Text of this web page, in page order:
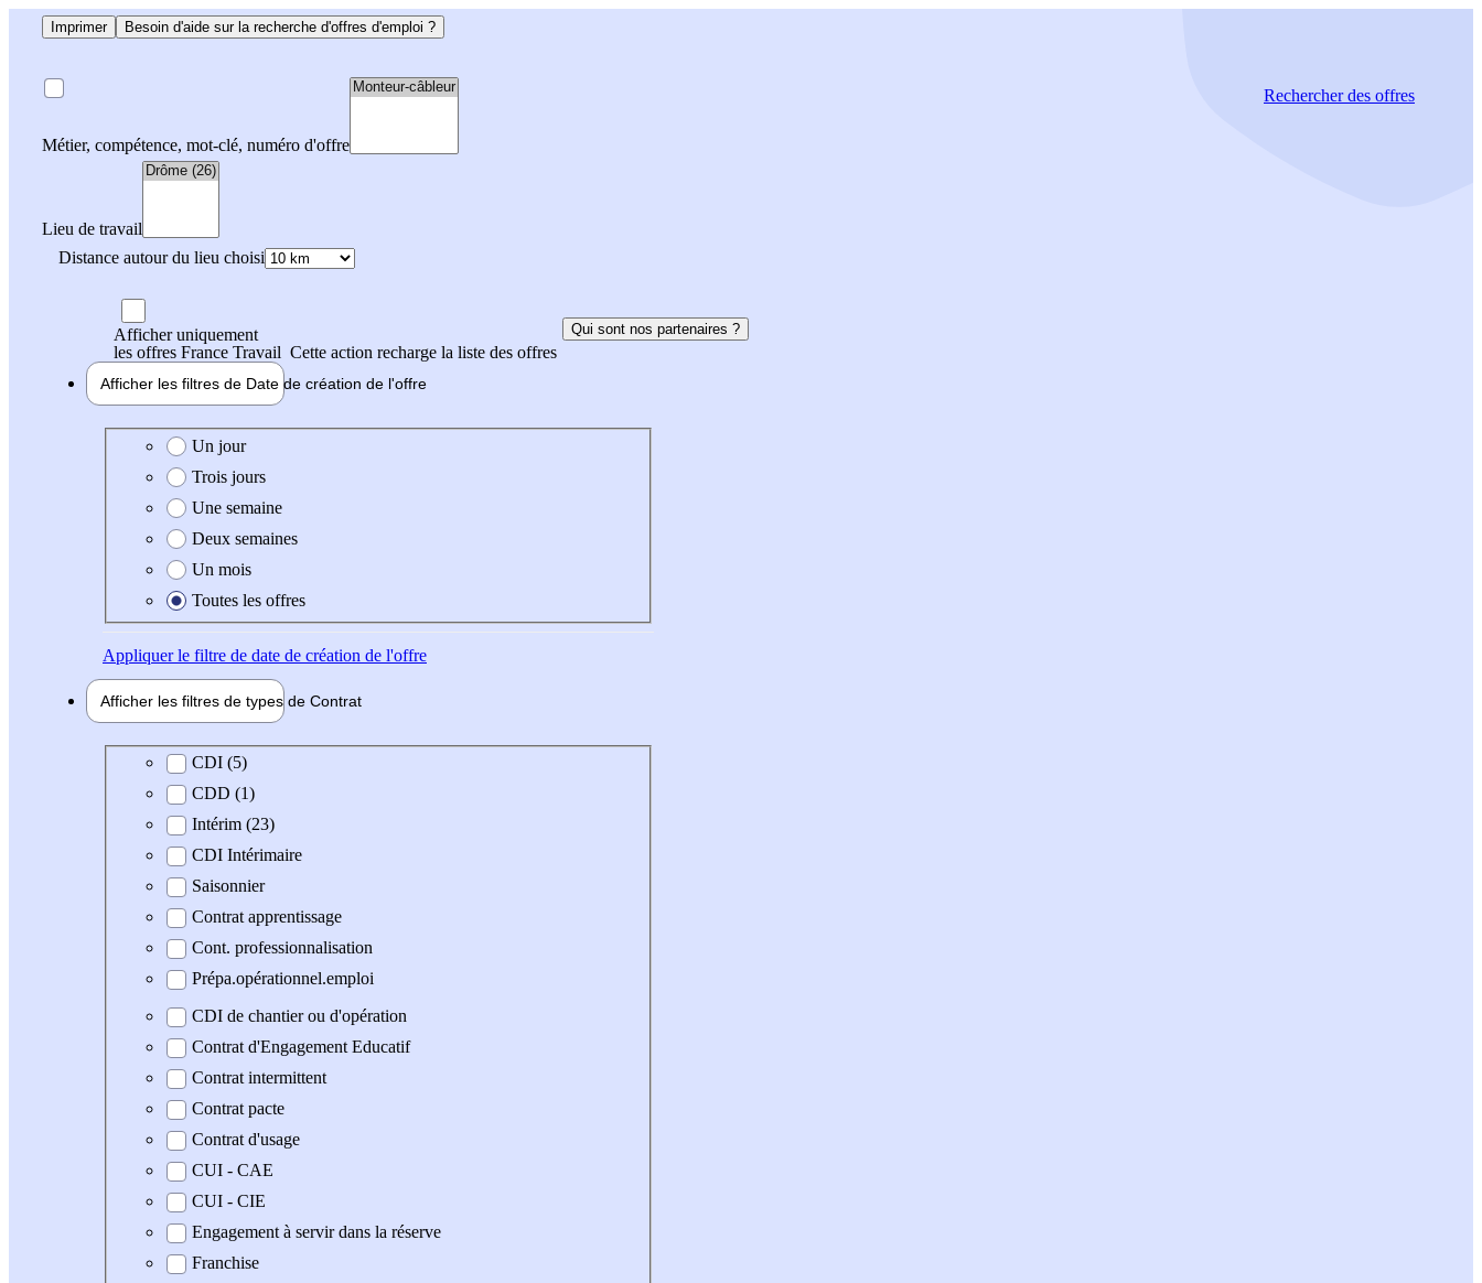
Imprimer Besoin d'aide sur la recherche d'offres d'emploi ?
Métier, compétence, mot-clé, numéro d'offre
Lieu de travail
Distance autour du lieu choisi
Rechercherdes offres
Afficher uniquement
les offres France Travail Cette action recharge la liste des offres
Qui sont nos partenaires ?
Afficher les filtres de Date de création de l'offre
Date de création de l'offre
Un jour
Trois jours
Une semaine
Deux semaines
Un mois
Toutes les offres
Appliquerle filtre de date de création de l'offre
Afficher les filtres de types de Contrat
Type de contrat
CDI (5)
CDD (1)
Intérim (23)
CDI Intérimaire
Saisonnier
Contrat apprentissage
Cont. professionnalisation
Prépa.opérationnel.emploi
CDI de chantier ou d'opération
Contrat d'Engagement Educatif
Contrat intermittent
Contrat pacte
Contrat d'usage
CUI - CAE
CUI - CIE
Engagement à servir dans la réserve
Franchise